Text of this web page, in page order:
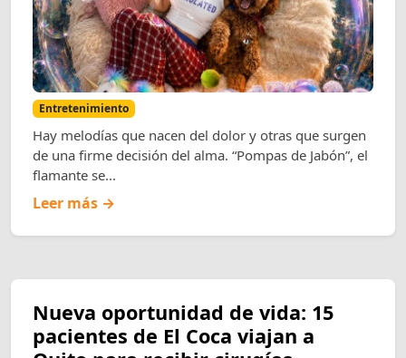
Entretenimiento
Hay melodías que nacen del dolor y otras que surgen
de una firme decisión del alma. “Pompas de Jabón”, el
flamante se...
Leer más →
Nueva oportunidad de vida: 15
pacientes de El Coca viajan a